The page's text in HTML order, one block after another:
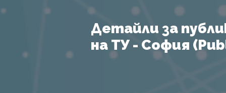
Детайли за
на ТУ - София